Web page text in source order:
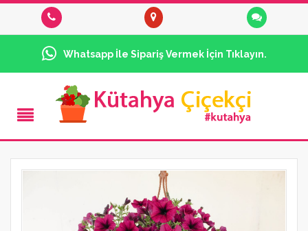
Whatsapp İle Sipariş Vermek İçin Tıklayın.